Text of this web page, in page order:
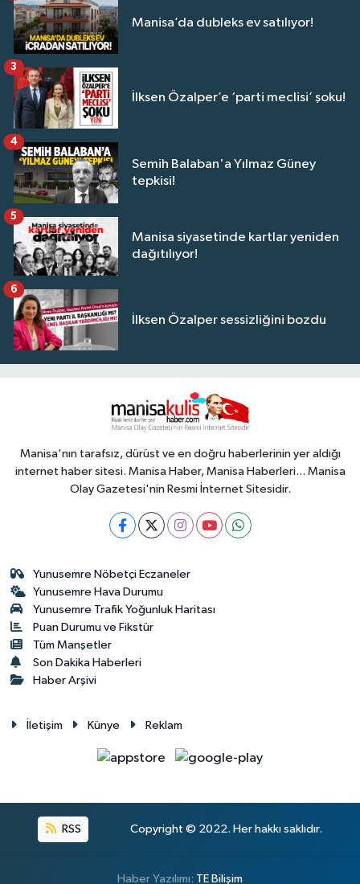
Manisa’da dubleks ev satılıyor!
İlksen Özalper’e ‘parti meclisi’ şoku!
3
Semih Balaban'a Yılmaz Güney
tepkisi!
4
Manisa siyasetinde kartlar yeniden
dağıtılıyor!
5
İlksen Özalper sessizliğini bozdu
6
Manisa'nın tarafsız, dürüst ve en doğru haberlerinin yer aldığı
internet haber sitesi. Manisa Haber, Manisa Haberleri... Manisa
Olay Gazetesi'nin Resmi İnternet Sitesidir.
Yunusemre Nöbetçi Eczaneler
Yunusemre Hava Durumu
Yunusemre Trafik Yoğunluk Haritası
Puan Durumu ve Fikstür
Tüm Manşetler
Son Dakika Haberleri
Haber Arşivi
İletişim Künye Reklam
RSS Copyright © 2022. Her hakkı saklıdır.
Haber Yazılımı: TE Bilişim